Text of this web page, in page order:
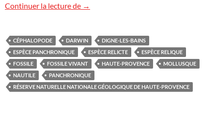
Continuer la lecture de Le nautile « fossile vivant » ?
→
CÉPHALOPODE DARWIN
DIGNE-LES-BAINS
ESPÈCE PANCHRONIQUE
ESPÈCE RELICTE
ESPÈCE RELIQUE
FOSSILE
FOSSILE VIVANT HAUTE-PROVENCE
MOLLUSQUE
NAUTILE
PANCHRONIQUE
RÉSERVE NATURELLE NATIONALE GÉOLOGIQUE DE HAUTE-PROVENCE